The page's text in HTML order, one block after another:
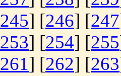
245] [246] [247
253] [254] [255
261] [262] [263